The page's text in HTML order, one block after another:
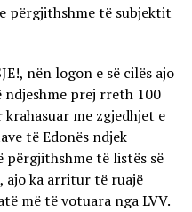
përgjithshme të subjektit
nën logon e së cilës ajo
ndjeshme prej rreth 100
me zgjedhjet e
të Edonës ndjek
përgjithshme të listës së
ajo ka arritur të ruajë
më të votuara nga LVV.